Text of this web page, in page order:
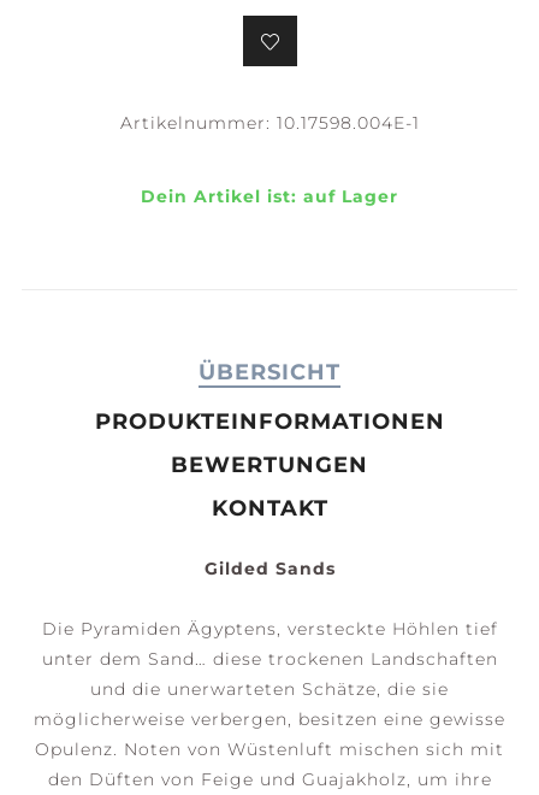
Artikelnummer: 10.17598.004E-1
Dein Artikel ist: auf Lager
ÜBERSICHT
PRODUKTEINFORMATIONEN
BEWERTUNGEN
KONTAKT
Gilded Sands
Die Pyramiden Ägyptens, versteckte Höhlen tief
unter dem Sand… diese trockenen Landschaften
und die unerwarteten Schätze, die sie
möglicherweise verbergen, besitzen eine gewisse
Opulenz. Noten von Wüstenluft mischen sich mit
den Düften von Feige und Guajakholz, um ihre